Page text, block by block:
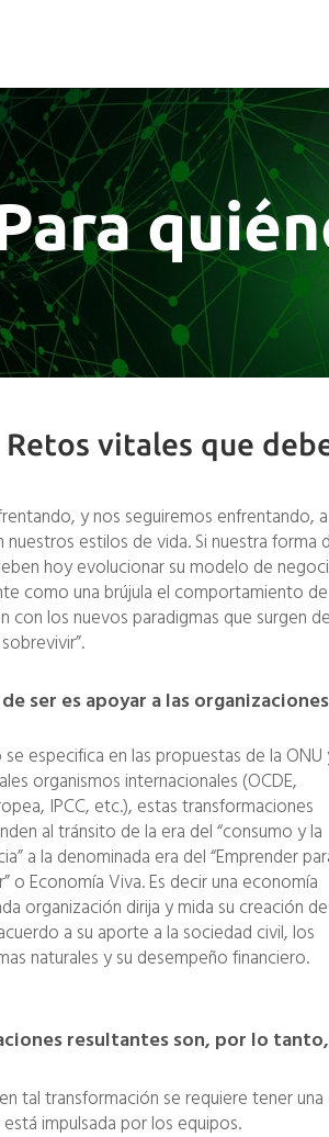
Retos vitales que
y nos seguiremos enfrentando,
nuestros estilos de vida. Si nuestra
hoy evolucionar su modelo de
como una brújula el comportamiento
con los nuevos paradigmas que surgen
ser es apoyar a las
especifica en las propuestas de la ONU
organismos internacionales (OCDE,
IPCC, etc.), estas transformaciones
al tránsito de la era del “consumo y la
a la denominada era del “Emprender
o Economía Viva. Es decir una economía
organización dirija y mida su creación de
a su aporte a la sociedad civil, los
naturales y su desempeño financiero.
resultantes son, por lo
tal transformación se requiere tener
impulsada por los equipos.